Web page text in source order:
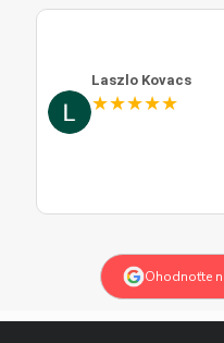
Laszlo Kovacs
★★★★★
Ohodnoťte